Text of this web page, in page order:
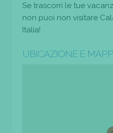
Se trascorri le tue
non puoi non visitare
Italia!
UBICAZIONE E